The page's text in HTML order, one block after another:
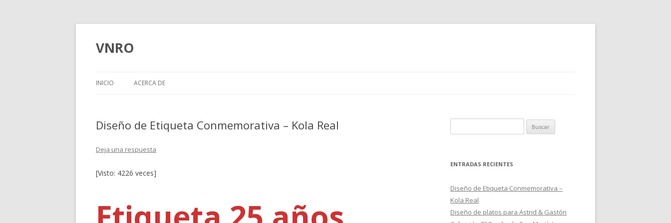
VNRO
INICIO ACERCA DE
Diseño de Etiqueta Conmemorativa – Kola Real
Deja una respuesta
[Visto: 4226 veces]
u
c
r
:
ENTRADAS RECIENTES
Diseño de Etiqueta Conmemorativa –
Kola Real
Diseño de platos para Astrid & Gastón